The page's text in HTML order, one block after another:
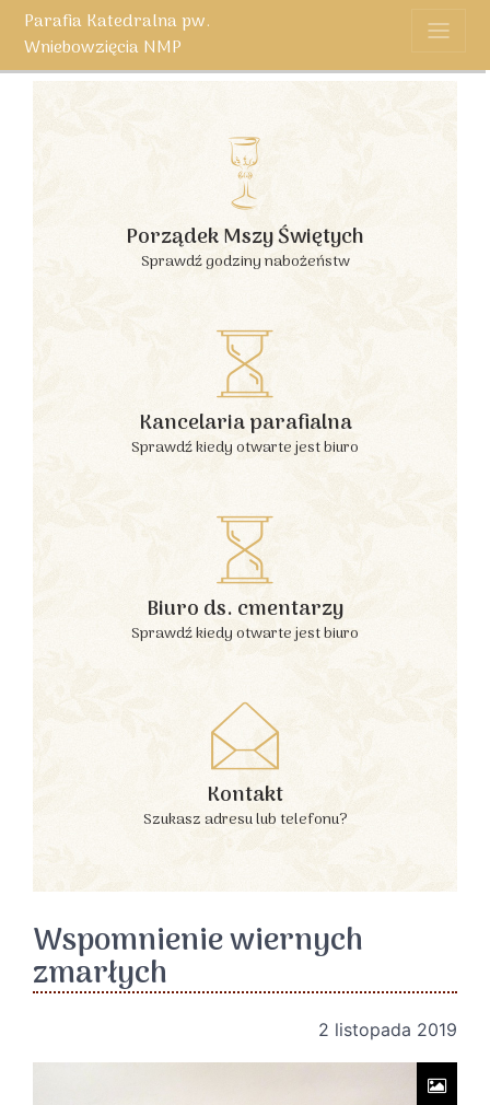
Parafia Katedralna pw.
Wniebowzięcia NMP
Porządek Mszy Świętych
Sprawdź godziny nabożeństw
Kancelaria parafialna
Sprawdź kiedy otwarte jest biuro
Biuro ds. cmentarzy
Sprawdź kiedy otwarte jest biuro
Kontakt
Szukasz adresu lub telefonu?
Wspomnienie wiernych
zmarłych
2 listopada 2019